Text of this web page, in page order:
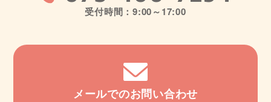
受付時間：9:00～17:00
メールでのお問い合わせ